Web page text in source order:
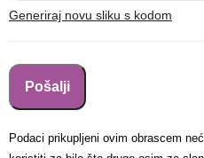
Generiraj novu sliku s kodom
Podaci prikupljeni ovim obrascem